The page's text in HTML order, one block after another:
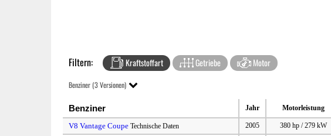
Filtern: Kraftstoffart Getriebe Motor
Benziner (3 Versionen)
Benziner Jahr Motorleistung
V8 Vantage Coupe Technische Daten 2005 380 hp / 279 kW